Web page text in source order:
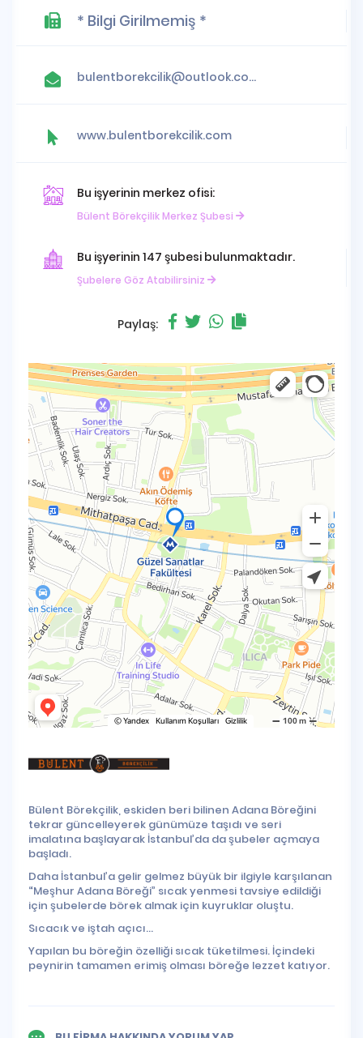
* Bilgi Girilmemiş *
bulentborekcilik@outlook.com.tr
www.bulentborekcilik.com
Bu işyerinin merkez ofisi:
Bülent Börekçilik Merkez Şubesi
Bu işyerinin 147 şubesi bulunmaktadır.
Şubelere Göz Atabilirsiniz
Paylaş:
Bülent Börekçilik, eskiden beri bilinen Adana Böreğini
tekrar güncelleyerek günümüze taşıdı ve seri
imalatına başlayarak İstanbul’da da şubeler açmaya
başladı.
Daha İstanbul’a gelir gelmez büyük bir ilgiyle karşılanan
“Meşhur Adana Böreği” sıcak yenmesi tavsiye edildiği
için şubelerde börek almak için kuyruklar oluştu.
Sıcacık ve iştah açıcı...
Yapılan bu böreğin özelliği sıcak tüketilmesi. İçindeki
peynirin tamamen erimiş olması böreğe lezzet katıyor.